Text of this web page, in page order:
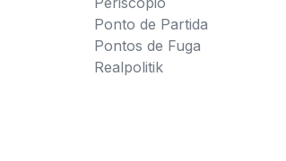
Ponto de Partida
Pontos de Fuga
Realpolitik